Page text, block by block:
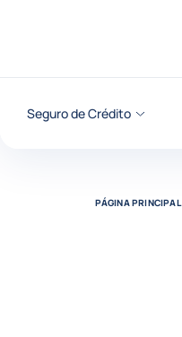
Seguro de Crédito
PÁGINA PRINCIPAL